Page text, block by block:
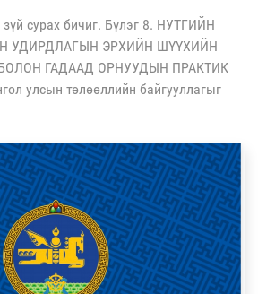
сурах бичиг. Бүлэг 8. НУТГИЙН
УДИРДЛАГЫН ЭРХИЙН ШҮҮХИЙН
ГАДААД ОРНУУДЫН ПРАКТИК
улсын төлөөллийн байгууллагыг